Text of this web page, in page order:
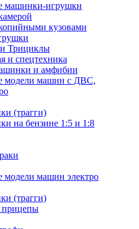
машинки-игрушки
кузовами
Трициклы
и спецтехника
и амфибии
модели машин с ДВС,
(трагги)
на бензине 1:5 и 1:8
модели машин электро
(трагги)
прицепы